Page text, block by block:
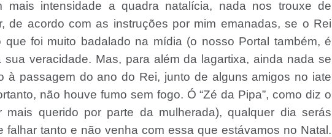
intensidade a quadra natalícia, nada nos trouxe de
de acordo com as instruções por mim emanadas, se o Rei
foi muito badalado na mídia (o nosso Portal também, é
veracidade. Mas, para além da lagartixa, ainda nada se
à passagem do ano do Rei, junto de alguns amigos no iate
não houve fumo sem fogo. Ó “Zé da Pipa”, como diz o
querido por parte da mulherada), qualquer dia serás
falhar tanto e não venha com essa que estávamos no Natal.